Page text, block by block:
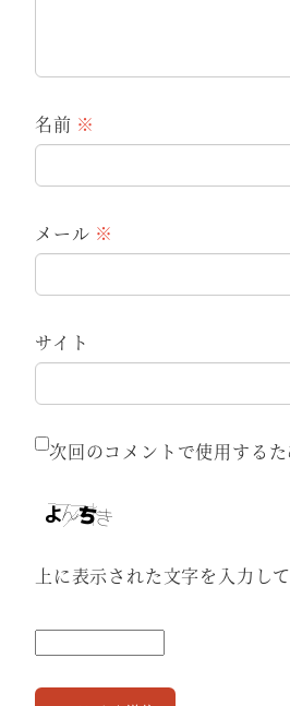
名前 ※
メール ※
サイト
次回のコメントで使用する
上に表示された文字を入力し